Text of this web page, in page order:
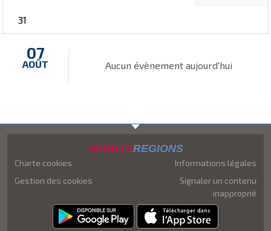
31
07
AOÛT Aucun évènement aujourd'hui
SPORTSREGIONS
Charte cookies
Gestion des cookies
Informations légales
Signaler un contenu
inapproprié